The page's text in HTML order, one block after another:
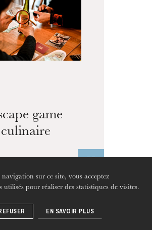
sur ce site, vous acceptez
utilisés pour réaliser des statistiques de visites.
EN SAVOIR PLUS
game
culinaire